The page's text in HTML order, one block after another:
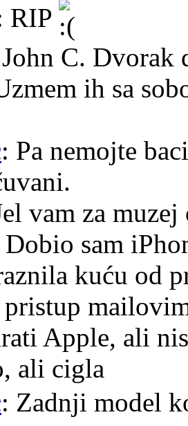
RIP
C. Dvorak
ih sa
: Pa nemojte
vam za
sam
kuću od
Apple, ali
ali cigla
: Zadnji model